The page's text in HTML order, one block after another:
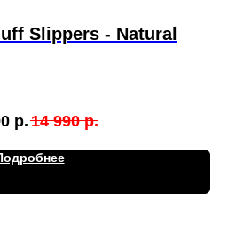
Slippers - Natural
р.14 990 р.